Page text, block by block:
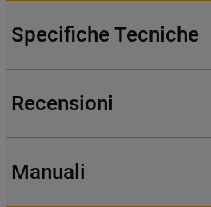
Specifiche Tecniche
Recensioni
Manuali